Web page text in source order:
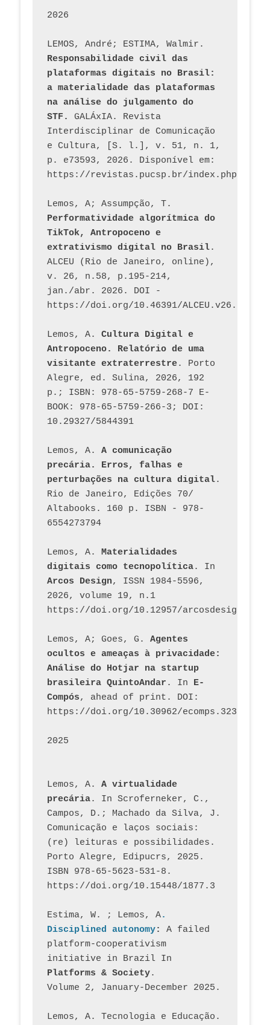
2026
Responsabilidade civil das
plataformas digitais no Brasil:
a materialidade das plataformas
na análise do julgamento do
STF.
GALÁxIA. Revista
Interdisciplinar de Comunicação
e Cultura, [S. l.], v. 51, n. 1,
p. e73593, 2026. Disponível em:
Performatividade algorítmica do
TikTok, Antropoceno e
extrativismo digital no Brasil.
ALCEU (Rio de Janeiro, online),
v. 26, n.58, p.195-214,
jan./abr. 2026. DOI -
https://doi.org/10.46391/
Lemos, A. Cultura Digital e
Antropoceno. Relatório de uma
visitante extraterrestre. Porto
Alegre, ed. Sulina, 2026, 192
p.; ISBN: 978-65-5759-268-7 E-
BOOK: 978-65-5759-266-3; DOI:
10.29327/5844391
Lemos, A. A comunicação
precária. Erros, falhas e
perturbações na cultura digital.
Rio de Janeiro, Edições 70/
Altabooks. 160 p. ISBN - 978-
6554273794
Lemos, A. Materialidades
digitais como tecnopolítica
Arcos Design, ISSN 1984-5596,
2026, volume 19, n.1
https://doi.org/10.12957/
Lemos, A; Goes, G. Agentes
ocultos e ameaças à privacidade:
Análise do Hotjar na startup
brasileira QuintoAndar . In E-
Compós, ahead of print. DOI:
https://doi.org/10.30962/ecomps.3231
2025
Lemos, A. A virtualidade
precária. In Scroferneker, C.,
Campos, D.; Machado da Silva, J.
Comunicação e laços sociais:
(re) leituras e possibilidades.
Porto Alegre, Edipucrs, 2025.
ISBN 978-65-5623-531-8.
https://doi.org/10.15448/1877.3
Estima, W. ; Lemos, A.
Disciplined autonomy: A failed
platform-cooperativism
initiative in Brazil In
Platforms & Society.
Volume 2, January-December 2025.
Lemos, A. Tecnologia e Educação.